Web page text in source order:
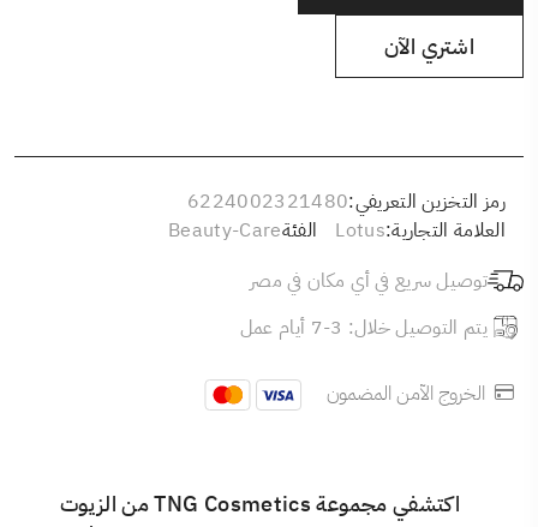
اشتري الآن
رمز التخزين التعريفي:6224002321480
العلامة التجارية:Lotus الفئةBeauty-Care
توصيل سريع في أي مكان في مصر
يتم التوصيل خلال: 3-7 أيام عمل
الخروج الآمن المضمون
اكتشفي مجموعة TNG Cosmetics من الزيوت